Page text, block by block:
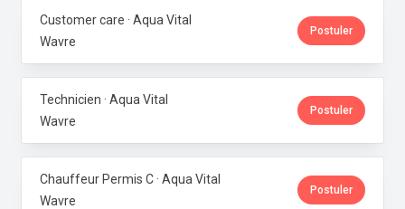
Customer care · Aqua Vital
Wavre
Postuler
Technicien · Aqua Vital
Wavre
Postuler
Chauffeur Permis C · Aqua Vital
Wavre
Postuler